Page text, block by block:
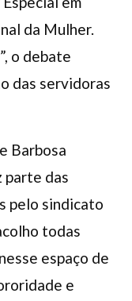
da Mulher.
o debate
das servidoras
Barbosa
parte das
pelo sindicato
todas
espaço de
e